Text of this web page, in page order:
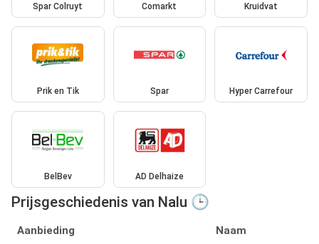
Spar Colruyt Comarkt Kruidvat
Prik en Tik Spar Hyper Carrefour
BelBev AD Delhaize
Prijsgeschiedenis van Nalu 🕒
Aanbieding Naam